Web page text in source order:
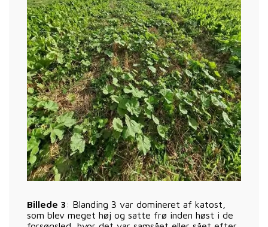
Billede 3: Blanding 3 var domineret af katost,
som blev meget høj og satte frø inden høst i de